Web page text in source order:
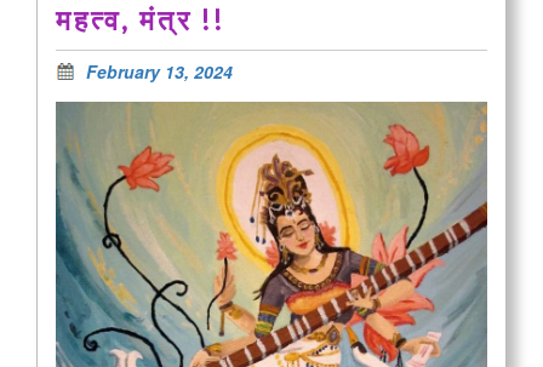
महत्व, मंत्र !!
February 13, 2024